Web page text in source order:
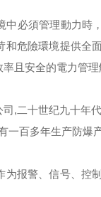
中必須管理動力時
危險環境提供全
且安全的電力管
司,二十世纪九十年
一百多年生产防爆
为报警、信号、控